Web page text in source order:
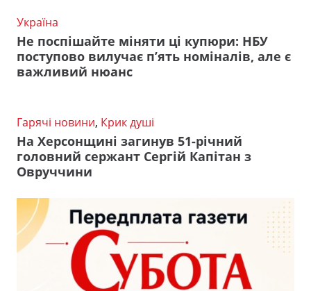
Україна
Не поспішайте міняти ці купюри: НБУ
поступово вилучає п’ять номіналів, але є
важливий нюанс
Гарячі новини, Крик душі
На Херсонщині загинув 51-річний
головний сержант Сергій Капітан з
Овруччини